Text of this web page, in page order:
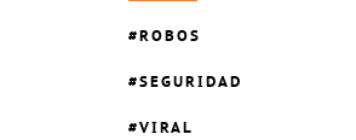
ROBOS
SEGURIDAD
VIRAL